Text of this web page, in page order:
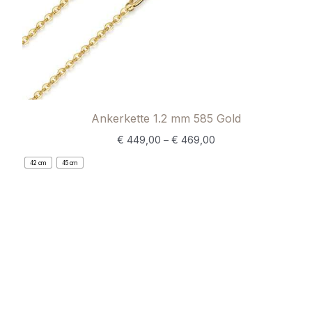
Ankerkette 1.2 mm 585 Gold
€ 449,00 –€ 469,00
42 cm 45 cm